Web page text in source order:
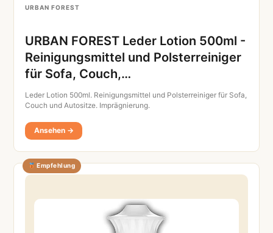
URBAN FOREST
URBAN FOREST Leder Lotion 500ml -
Reinigungsmittel und Polsterreiniger
für Sofa, Couch,…
Leder Lotion 500ml. Reinigungsmittel und Polsterreiniger für Sofa,
Couch und Autositze. Imprägnierung.
Ansehen →
Empfehlung